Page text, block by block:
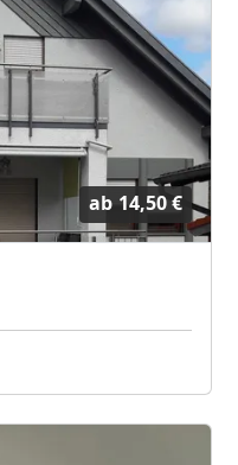
ab 14,50 €